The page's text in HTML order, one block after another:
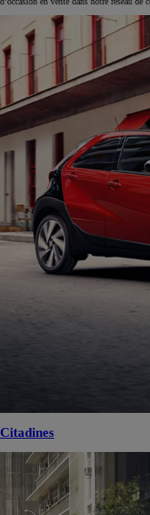
Que vous souhaitiez acheter unecitadine ,
d’occasion en vente dans notre réseau de